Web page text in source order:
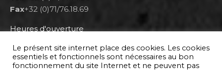
Fax+32 (0)71/76.18.69
Heures d'ouverture
Lun 8h00-12h00 et 12h30-14h30
Mar au ven 8h00-12h00 et 12h30-17h00
Sam 9h00-16h00
Le présent site internet place des cookies. Les cookies
essentiels et fonctionnels sont nécessaires au bon
fonctionnement du site Internet et ne peuvent pas